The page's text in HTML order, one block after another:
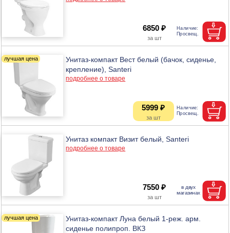
6850 ₽
Унитаз-компакт Вест белый (бачок, сиденье,
крепление), Santeri
подробнее о товаре
5999 ₽
Унитаз компакт Визит белый, Santeri
подробнее о товаре
7550 ₽
Унитаз-компакт Луна белый 1-реж. арм.
сиденье полипроп. ВКЗ